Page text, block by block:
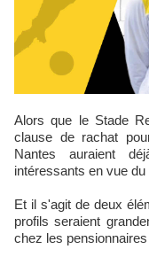
Alors que le Stade Rennais a finalement décidé de payer la
clause de rachat
Nantes auraient
intéressants en vue
Et il s'agit de deux
profils seraient
chez les